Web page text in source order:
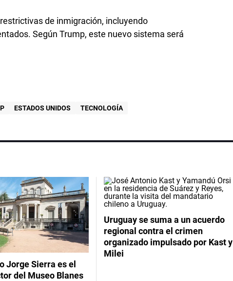
de inmigración, incluyendo
Según Trump, este nuevo sistema será
ESTADOS UNIDOS TECNOLOGÍA
Jorge Sierra es el
del Museo Blanes
Uruguay se suma a un acuerdo
regional contra el crimen
organizado impulsado por Kast y
Milei